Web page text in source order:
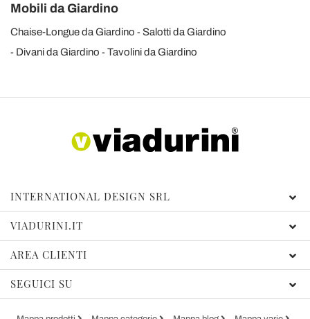
Mobili da Giardino
Chaise-Longue da Giardino
Salotti da Giardino
Divani da Giardino
Tavolini da Giardino
INTERNATIONAL DESIGN SRL
VIADURINI.IT
AREA CLIENTI
SEGUICI SU